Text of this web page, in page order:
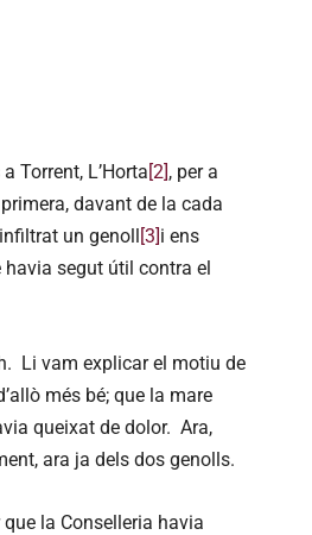
Torrent, L’Horta[2], per a
davant de la cada
un genoll[3]i ens
havia segut útil contra el
Li vam explicar el motiu de
més bé; que la mare
queixat de dolor. Ara,
ara ja dels dos genolls.
la Conselleria havia